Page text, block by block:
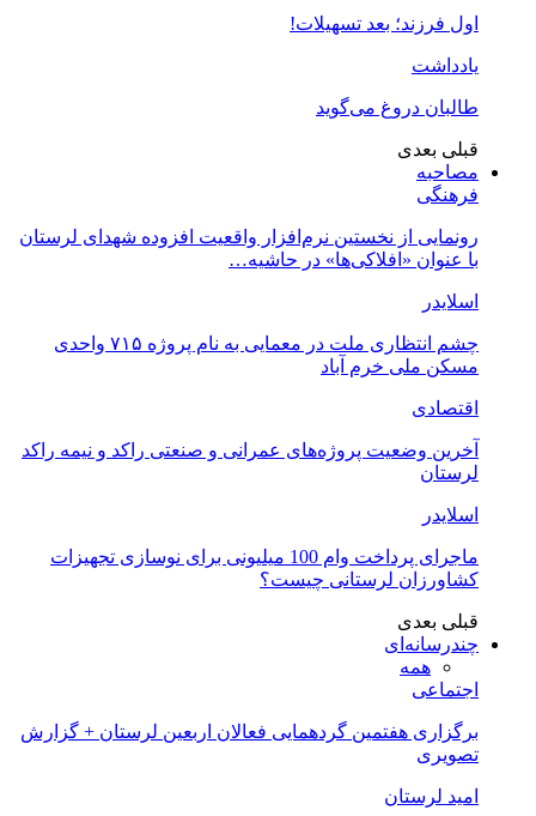
اول فرزند؛ بعد تسهیلات!
یادداشت
طالبان دروغ می‌گوید
قبلی بعدی
مصاحبه
فرهنگی
رونمایی از نخستین نرم‌افزار واقعیت افزوده شهدای لرستان
با عنوان «افلاکی‌ها» در حاشیه…
اسلایدر
چشم انتظاری ملت در معمایی به نام پروژه ۷۱۵ واحدی
مسکن ملی خرم آباد
اقتصادی
آخرین وضعیت پروژه‌های عمرانی و صنعتی راکد و نیمه راکد
لرستان
اسلایدر
ماجرای پرداخت وام 100 میلیونی برای نوسازی تجهیزات
کشاورزان لرستانی چیست؟
قبلی بعدی
چندرسانه‌ای
همه
اجتماعی
برگزاری هفتمین گردهمایی فعالان اربعین لرستان + گزارش
تصویری
امید لرستان